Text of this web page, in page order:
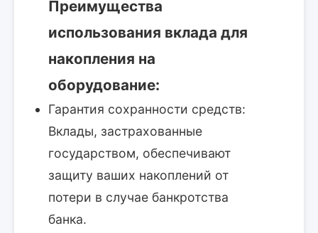
Преимущества
использования вклада для
накопления на
оборудование:
Гарантия сохранности средств:
Вклады, застрахованные
государством, обеспечивают
защиту ваших накоплений от
потери в случае банкротства
банка.